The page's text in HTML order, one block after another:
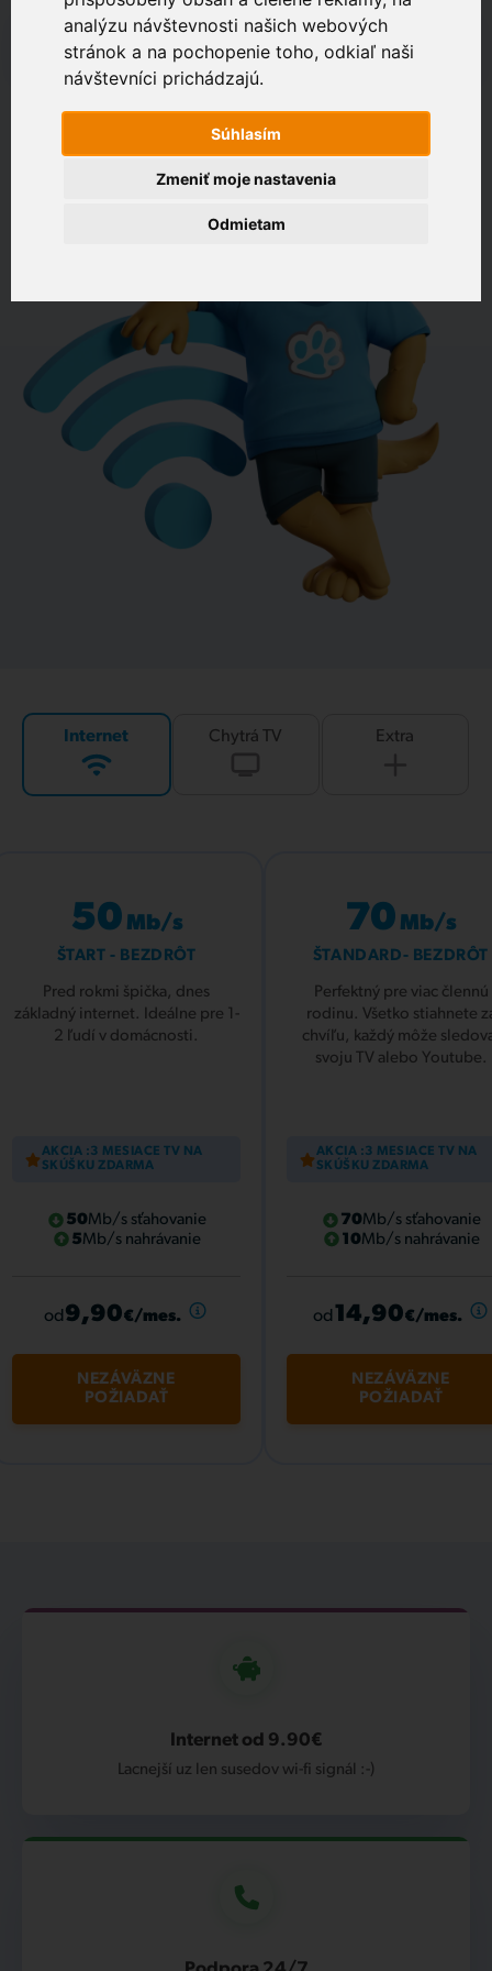
analýzu návštevnosti našich webových
stránok a na pochopenie toho, odkiaľ naši
návštevníci prichádzajú.
Súhlasím
Odmietam
Zmeniť moje nastavenia
Zákaznícky portál
napr. Drevená 574, Bratislava
Internet Chytrá TV Extra
50 Mb/s
ŠTART - BEZDRÔT
Pred rokmi špička, dnes
základný internet. Ideálne pre 1-
2 ľudí v domácnosti.
AKCIA :3 MESIACE TV NA
SKÚŠKU ZDARMA
50Mb/s sťahovanie
5 Mb/s nahrávanie
od9,90€/mes.
NEZÁVÄZNE
POŽIADAŤ
70 Mb/s
ŠTANDARD- BEZDRÔT
Perfektný pre viac člennú
rodinu. Všetko stiahnete
chvíľu, každý môže
svoju TV alebo Youtube.
AKCIA :3 MESIACE TV NA
SKÚŠKU ZDARMA
70Mb/s sťahovanie
10Mb/s nahrávanie
od14,90€/mes.
NEZÁVÄZNE
POŽIADAŤ
Internet od 9.90€
Lacnejší uz len susedov wi-fi signál :-)